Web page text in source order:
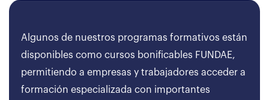
Algunos de nuestros programas formativos están
disponibles como cursos bonificables FUNDAE,
permitiendo a empresas y trabajadores acceder a
formación especializada con importantes